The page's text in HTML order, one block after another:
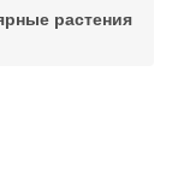
растения